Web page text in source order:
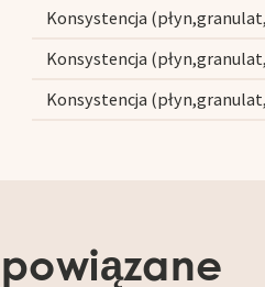
Konsystencja
Konsystencja
Konsystencja